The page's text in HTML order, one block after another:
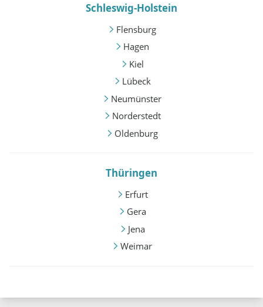
Schleswig-Holstein
Flensburg
Hagen
Kiel
Lübeck
Neumünster
Norderstedt
Oldenburg
Thüringen
Erfurt
Gera
Jena
Weimar